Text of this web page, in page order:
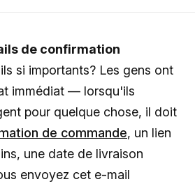
de confirmation
si importants? Les gens ont
immédiat — lorsqu'ils
pour quelque chose, il doit
de commande, un lien
une date de livraison
envoyez cet e-mail